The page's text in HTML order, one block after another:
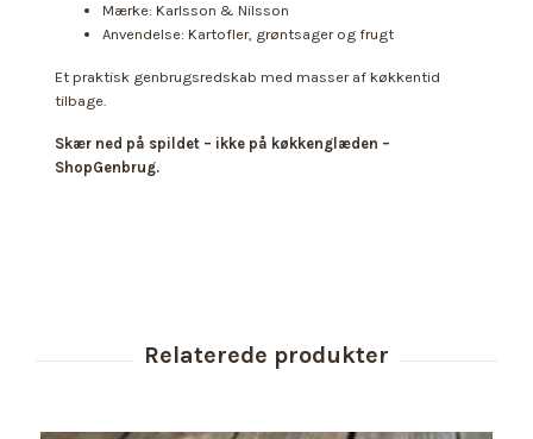
Mærke: Karlsson & Nilsson
Anvendelse: Kartofler, grøntsager og frugt
Et praktisk genbrugsredskab med masser af køkkentid
tilbage.
Skær ned på spildet – ikke på køkkenglæden –
ShopGenbrug.